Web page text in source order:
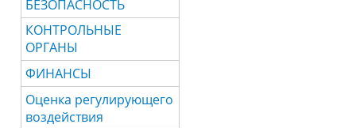
БЕЗОПАСНОСТЬ
КОНТРОЛЬНЫЕ
ОРГАНЫ
ФИНАНСЫ
Оценка регулирующего
воздействия